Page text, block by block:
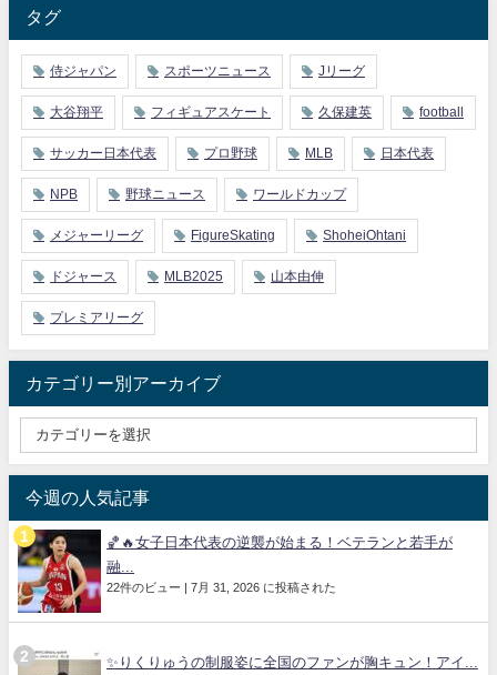
タグ
侍ジャパン スポーツニュース Jリーグ
大谷翔平 フィギュアスケート 久保建英 football
サッカー日本代表 プロ野球 MLB 日本代表
NPB 野球ニュース ワールドカップ
メジャーリーグ FigureSkating ShoheiOhtani
ドジャース MLB2025 山本由伸
プレミアリーグ
カテゴリー別アーカイブ
今週の人気記事
🏀🔥女子日本代表の逆襲が始まる！ベテランと若手が
融...
22件のビュー | 7月 31, 2026 に投稿された
✨りくりゅうの制服姿に全国のファンが胸キュン！アイ...